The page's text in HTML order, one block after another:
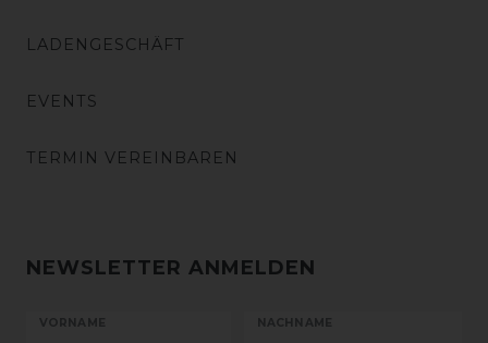
LADENGESCHÄFT
EVENTS
TERMIN VEREINBAREN
NEWSLETTER ANMELDEN
VORNAME NACHNAME